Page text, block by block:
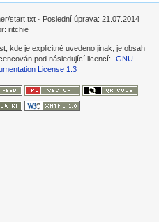
start.txt · Poslední úprava: 21.07.2014
ritchie
kde je explicitně uvedeno jinak, je obsah
pod následující licencí:
GNU
License 1.3